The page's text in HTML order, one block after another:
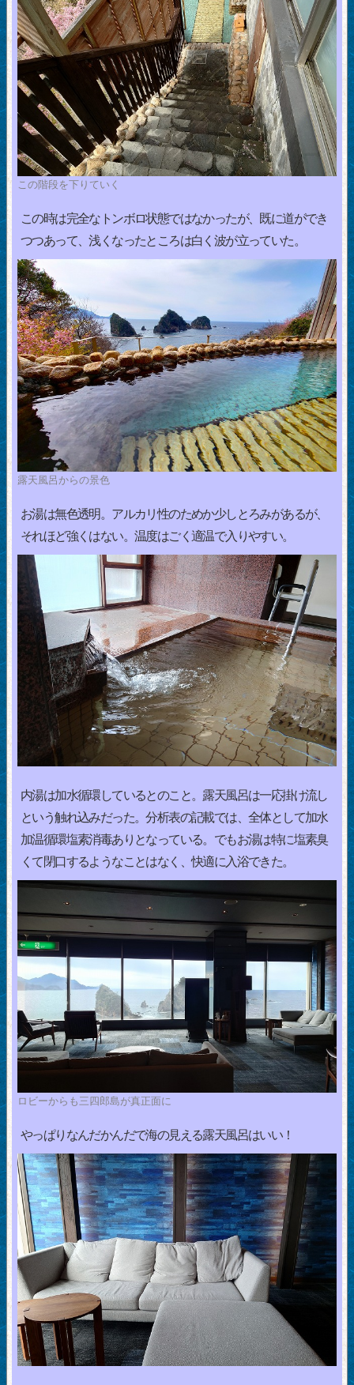
この階段を下りていく
この時は完全なトンボロ状態ではなかったが、既に道ができ
つつあって、浅くなったところは白く波が立っていた。
露天風呂からの景色
お湯は無色透明。アルカリ性のためか少しとろみがあるが、
それほど強くはない。温度はごく適温で入りやすい。
内湯は加水循環しているとのこと。露天風呂は一応掛け流し
という触れ込みだった。分析表の記載では、全体として加水
加温循環塩素消毒ありとなっている。でもお湯は特に塩素臭
くて閉口するようなことはなく、快適に入浴できた。
ロビーからも三四郎島が真正面に
やっぱりなんだかんだで海の見える露天風呂はいい！